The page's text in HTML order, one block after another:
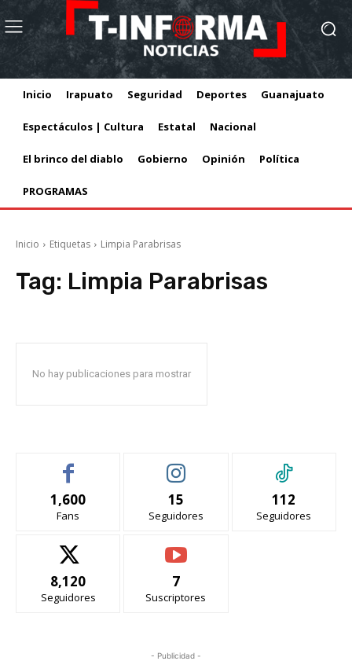
Inicio Irapuato Seguridad Deportes Guanajuato
Espectáculos | Cultura Estatal Nacional
El brinco del diablo Gobierno Opinión Política
PROGRAMAS
Inicio Etiquetas Limpia Parabrisas
Tag: Limpia Parabrisas
No hay publicaciones para mostrar
1,600
Fans
15
Seguidores
112
Seguidores
8,120
Seguidores
7
Suscriptores
- Publicidad -